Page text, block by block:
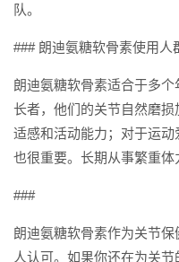
队。
### 朗迪氨糖软骨素使用人
朗迪氨糖软骨素适合于多
长者，他们的关节自然磨
适感和活动能力；对于运
也很重要。长期从事繁重体
###
朗迪氨糖软骨素作为关节
人认可。如果你还在为关